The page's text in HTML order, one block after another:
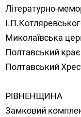
Літературно-
Миколаївська
Полтавський
Полтавський
РІВНЕНЩИНА
Замковий